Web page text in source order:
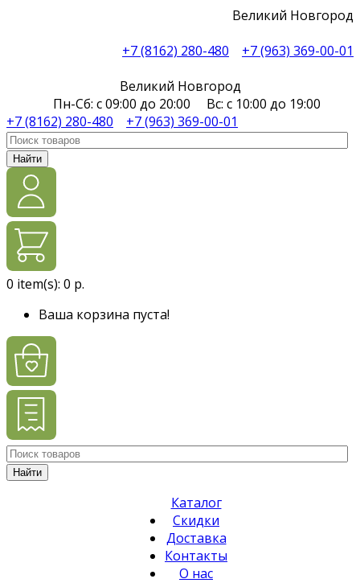
Великий Новгород
+7 (8162) 280-480
+7 (963) 369-00-01
Великий Новгород
Пн-Сб: с 09:00 до 20:00 Вс: с 10:00 до 19:00
+7 (8162) 280-480
+7 (963) 369-00-01
Найти
0 item(s): 0 р.
Ваша корзина пуста!
Найти
Каталог
Скидки
Доставка
Контакты
О нас